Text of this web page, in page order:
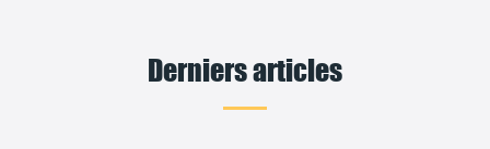
Derniers articles